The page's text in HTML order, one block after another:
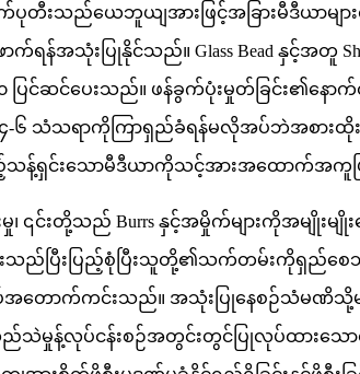
တီးသည်ယေဘူယျအားဖြင့်အခြားမီဒီယာများ
န်အသုံးပြုနိုင်သည်။ Glass Bead နှင့်အတူ
ပြင်ဆင်ပေးသည်။ ဖန်ခွက်ပုံးမှုတ်ခြင်း၏နော
သံသရာကိုကြာရှည်ခံရန်မလိုအပ်ဘဲအစားထိုး
ည့်သန့်ရှင်းသောမီဒီယာကိုသင့်အားအထောက်အကူ
းတို့သည် Burrs နှင့်အမှိုက်များကိုအမျိုးမျိုးသ
းသည်ပြီးပြည့်စုံပြီးသူတို့၏သက်တမ်းကိုရှည်စ
ောက်ကင်းသည်။ အသုံးပြုနေစဉ်သံမဏိသို့မဟု
သည်သဲမှုန့်လုပ်ငန်းစဉ်အတွင်းတွင်ပြုလုပ်ထားသ